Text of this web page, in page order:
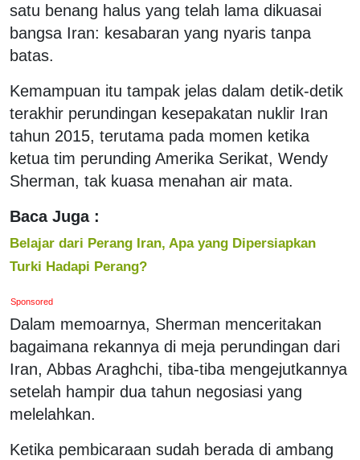
satu benang halus yang telah lama dikuasai
bangsa Iran: kesabaran yang nyaris tanpa
batas.
Kemampuan itu tampak jelas dalam detik-detik
terakhir perundingan kesepakatan nuklir Iran
tahun 2015, terutama pada momen ketika
ketua tim perunding Amerika Serikat, Wendy
Sherman, tak kuasa menahan air mata.
Baca Juga :
Belajar dari Perang Iran, Apa yang Dipersiapkan
Turki Hadapi Perang?
Sponsored
Dalam memoarnya, Sherman menceritakan
bagaimana rekannya di meja perundingan dari
Iran, Abbas Araghchi, tiba-tiba mengejutkannya
setelah hampir dua tahun negosiasi yang
melelahkan.
Ketika pembicaraan sudah berada di ambang